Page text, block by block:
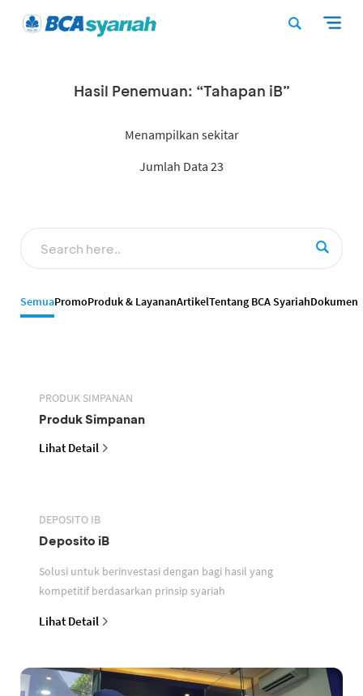
Hasil Penemuan: “Tahapan iB”
Menampilkan sekitar
Jumlah Data 23
SemuaPromoProduk & LayananArtikelTentang BCA SyariahDokumen
PRODUK SIMPANAN
Produk Simpanan
Lihat Detail
DEPOSITO IB
Deposito iB
Solusi untuk berinvestasi dengan bagi hasil yang
kompetitif berdasarkan prinsip syariah
Lihat Detail